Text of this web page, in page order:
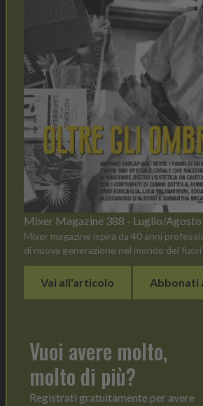
Mixer Magazine 388 - Luglio/
Mixer magazine ispira da 40 anni
di nuova generazione nel mondo del fuori
Vai all'articolo Abbonati
Vuoi avere molto,
molto di più?
Registrati gratuitamente per avere